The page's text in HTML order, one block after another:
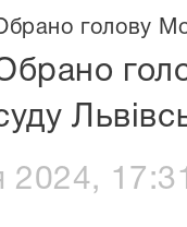
голову
2024, 17:31